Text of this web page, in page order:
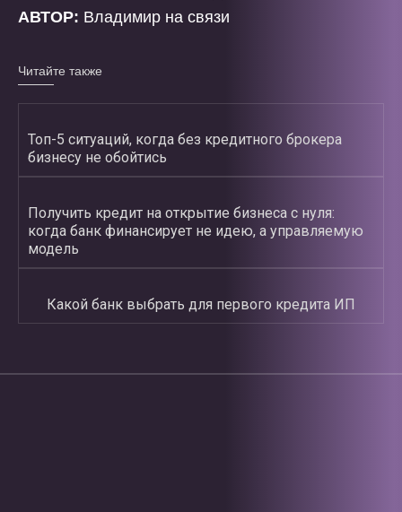
АВТОР: Владимир на связи
Читайте также
Топ-5 ситуаций, когда без кредитного брокера
бизнесу не обойтись
Получить кредит на открытие бизнеса с нуля:
когда банк финансирует не идею, а управляемую
модель
Какой банк выбрать для первого кредита ИП